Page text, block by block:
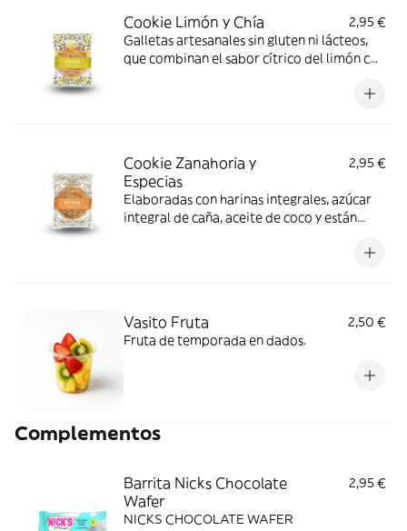
Cookie Limón y Chía
2,95 €
Galletas artesanales sin gluten ni lácteos,
que combinan el sabor cítrico del limón con
Cookie Zanahoria y
Especias
2,95 €
Elaboradas con harinas integrales, azúcar
integral de caña, aceite de coco y están
Vasito Fruta
2,50 €
Fruta de temporada en dados.
Complementos
Barrita Nicks Chocolate
Wafer
2,95 €
NICKS CHOCOLATE WAFER